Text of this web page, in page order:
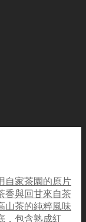
自家茶園的原片
香與回甘來自茶
山茶的純粹風味
，包含熟成紅